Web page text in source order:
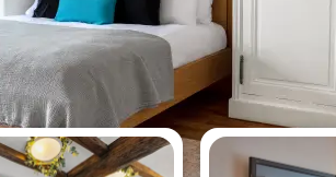
されたアパート